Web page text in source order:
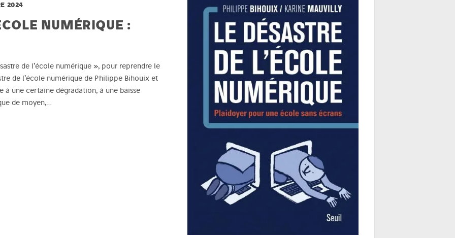
2024
NUMÉRIQUE :
de l’école numérique », pour reprendre le
de l’école numérique de Philippe Bihouix et
à une certaine dégradation, à une baisse
de moyen,…